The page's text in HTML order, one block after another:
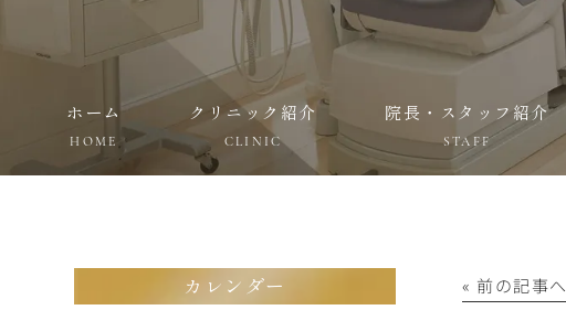
ホーム
HOME
クリニック紹介
CLINIC
院長・スタッフ紹介
STAFF
« 前の記事へ
カレンダー